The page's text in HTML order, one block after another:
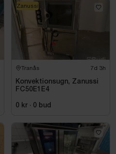
Tranås 7d 3h
Konvektionsugn, Zanussi
FC50E1E4
0 kr · 0 bud
Zanussi